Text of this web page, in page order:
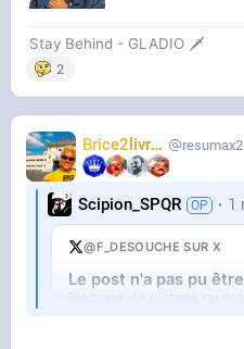
Stay Behind - GLADIO 🗡️
2
Brice2livres
Scipion_SPQR 1
@F_DESOUCHE SUR X
Le post n'a pas pu
Bloqueur de pistage ou